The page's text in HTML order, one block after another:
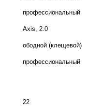
профессиональный
Axis, 2.0
ободной (клещевой)
профессиональный
22